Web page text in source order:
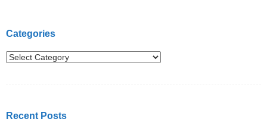
Categories
Recent Posts